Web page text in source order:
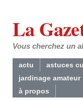
La
Vous cherchez un
actu astuces
jardinage amateur
à propos